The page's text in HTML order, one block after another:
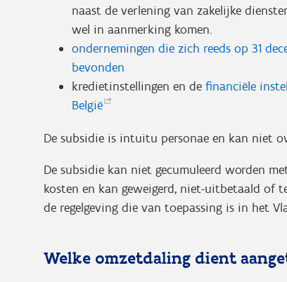
naast de verlening van zakelijke
wel in aanmerking komen.
ondernemingen die zich reeds op 31
bevonden
kredietinstellingen en de financiële
België
De subsidie is intuitu personae en kan niet
De subsidie kan niet gecumuleerd worden
kosten en kan geweigerd, niet-uitbetaald of
de regelgeving die van toepassing is in het
Welke omzetdaling dient